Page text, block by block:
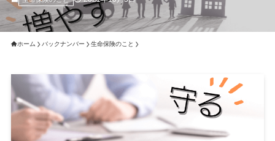
ホーム バックナンバー 生命保険のこと